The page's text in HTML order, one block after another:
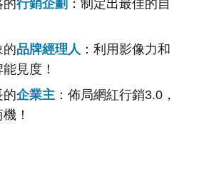
的行銷企劃 ：制定出最佳的自
的品牌經理人 ：利用影像力和
見度！
的企業主 ：佈局網紅行銷3.0，
！